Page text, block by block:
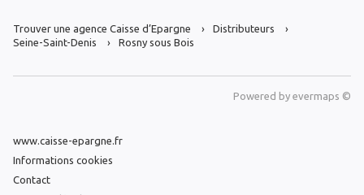
Trouver une agence Caisse d’Epargne
Distributeurs
Seine-Saint-Denis
Rosny sous Bois
Powered by evermaps ©
www.caisse-epargne.fr
Informations cookies
Contact